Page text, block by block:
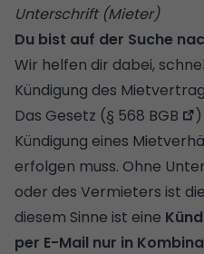
Unterschrift (Mieter)
Du bist auf der Suche
Wir helfen dir dabei,
Kündigung des
Das Gesetz (§ 568 BGB
Kündigung eines
erfolgen muss. Ohne
oder des Vermieters ist
diesem Sinne ist eine
per E-Mail nur in